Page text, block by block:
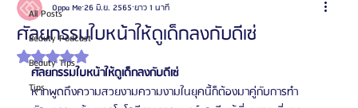
All Posts
Beauty Podcast
Beauty Tips
Tips
ศัลยกรรมใบหน้าให้ดูเด็กลงกับดีเซ่
Oppa Me26 มิ.ย. 2565 ยาว 1 นาที
ได้รับ NaN เต็ม 5 ดาว
ศัลยกรรมใบหน้าให้ดูเด็กลงกับดีเซ่
หากพูดถึงความสวยงามความงามในยุคนี้ก็ต้องมาคู่กับการทำ